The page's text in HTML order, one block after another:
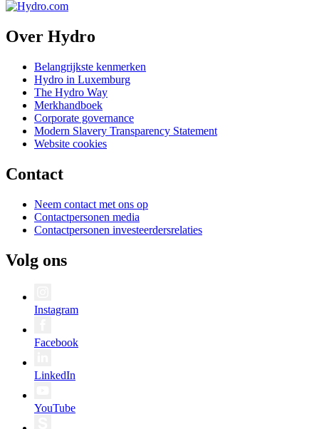
Over Hydro
Belangrijkste kenmerken
Hydro in Luxemburg
The Hydro Way
Merkhandboek
Corporate governance
Modern Slavery Transparency Statement
Website cookies
Contact
Neem contact met ons op
Contactpersonen media
Contactpersonen investeerdersrelaties
Volg ons
Instagram
Facebook
LinkedIn
YouTube